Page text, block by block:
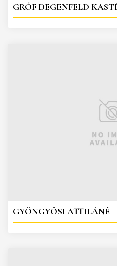
GRÓF DEGENFELD
GYÖNGYÖSI ATTILÁNÉ